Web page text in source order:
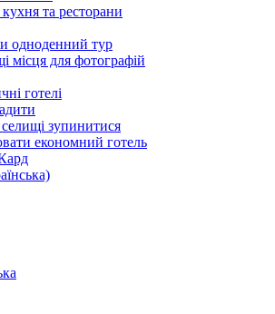
та ресторани
одноденний тур
місця для фотографій
готелі
зупинитися
економний готель